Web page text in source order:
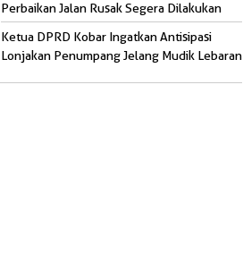
Perbaikan Jalan Rusak Segera Dilakukan
Ketua DPRD Kobar Ingatkan Antisipasi
Lonjakan Penumpang Jelang Mudik Lebaran